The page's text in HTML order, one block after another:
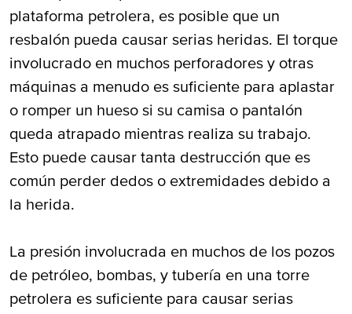
plataforma petrolera, es posible que un
resbalón pueda causar serias heridas. El torque
involucrado en muchos perforadores y otras
máquinas a menudo es suficiente para aplastar
o romper un hueso si su camisa o pantalón
queda atrapado mientras realiza su trabajo.
Esto puede causar tanta destrucción que es
común perder dedos o extremidades debido a
la herida.
La presión involucrada en muchos de los pozos
de petróleo, bombas, y tubería en una torre
petrolera es suficiente para causar serias